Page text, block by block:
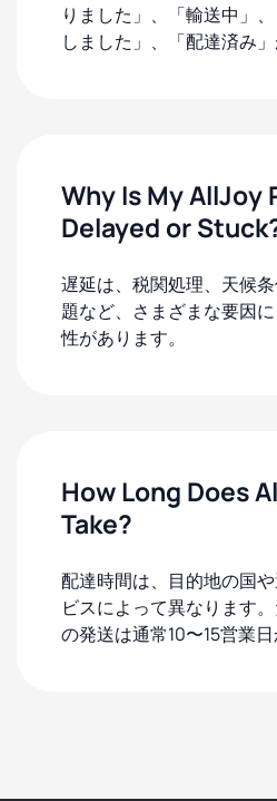
りました」、「輸送中」
しました」、「配達済み」
Why Is My AllJoy
Delayed or
遅延は、税関処理、天候
題など、さまざまな要因
性があります。
How Long Does
Take?
配達時間は、目的地の国
ビスによって異なります
の発送は通常10〜15営業日